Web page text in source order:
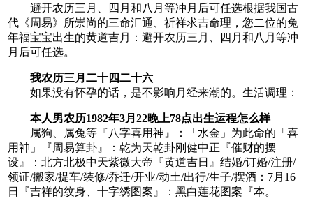
避开农历三月、四月和八月等冲月后可任选根据我国古
代《周易》所崇尚的三命汇通、祈祥求吉命理，您二位的兔
年福宝宝出生的黄道吉月：避开农历三月、四月和八月等冲
月后可任选。
我农历三月二十四二十六
如果没有怀孕的话，是不影响月经来潮的。生活调理：
本人男农历1982年3月22晚上78点出生运程怎么样
属狗、属兔等『八字喜用神』：「水金」为此命的「喜
用神」『周易算卦』：乾为天乾卦刚健中正『催财的摆
设』：北方北极中天紫微大帝『黄道吉日』结婚/订婚/注册/
领证/搬家/提车/装修/乔迁/开业/动土/出行/生子/摆酒：7月16
日『吉祥的纹身、十字绣图案』：黑白莲花图案『本。